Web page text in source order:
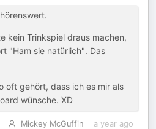
kein Trinkspiel draus machen,
"Ham sie natürlich". Das
oft gehört, dass ich es mir als
wünsche. XD
Mickey McGuffin a year ago